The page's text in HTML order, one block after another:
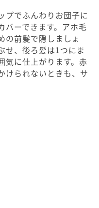
プでふんわりお団子に
バーできます。アホ毛
の前髪で隠しましょ
せ、後ろ髪は1つにま
気に仕上がります。赤
けられないときも、サ